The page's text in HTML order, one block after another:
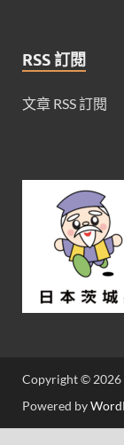
RSS 訂閱
文章 RSS 訂閱
Copyright © 2026
Powered by